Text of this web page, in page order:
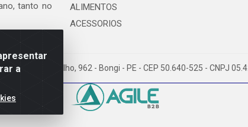
a
tanto no
ALIMENTOS
ACESSORIOS
Abdias de Carvalho, 962 - Bongi - PE - CEP 50.640-525 - CNPJ